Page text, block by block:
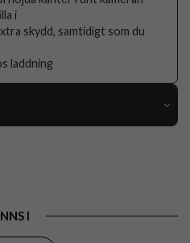
i
skydd, samtidigt som du
laddning
I